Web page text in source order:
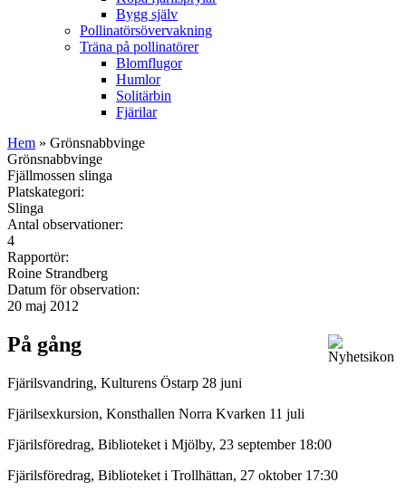
Bygg själv
Pollinatörsövervakning
Träna på pollinatörer
Blomflugor
Humlor
Solitärbin
Fjärilar
Hem » Grönsnabbvinge
Grönsnabbvinge
Fjällmossen slinga
Platskategori:
Slinga
Antal observationer:
4
Rapportör:
Roine Strandberg
Datum för observation:
20 maj 2012
På gång
Fjärilsvandring, Kulturens Östarp 28 juni
Fjärilsexkursion, Konsthallen Norra Kvarken 11 juli
Fjärilsföredrag, Biblioteket i Mjölby, 23 september 18:00
Fjärilsföredrag, Biblioteket i Trollhättan, 27 oktober 17:30